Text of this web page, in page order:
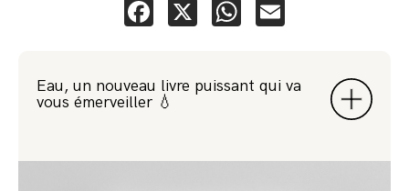
Facebook
X WhatsApp
Eau, un nouveau livre puissant qui va
vous émerveiller 💧